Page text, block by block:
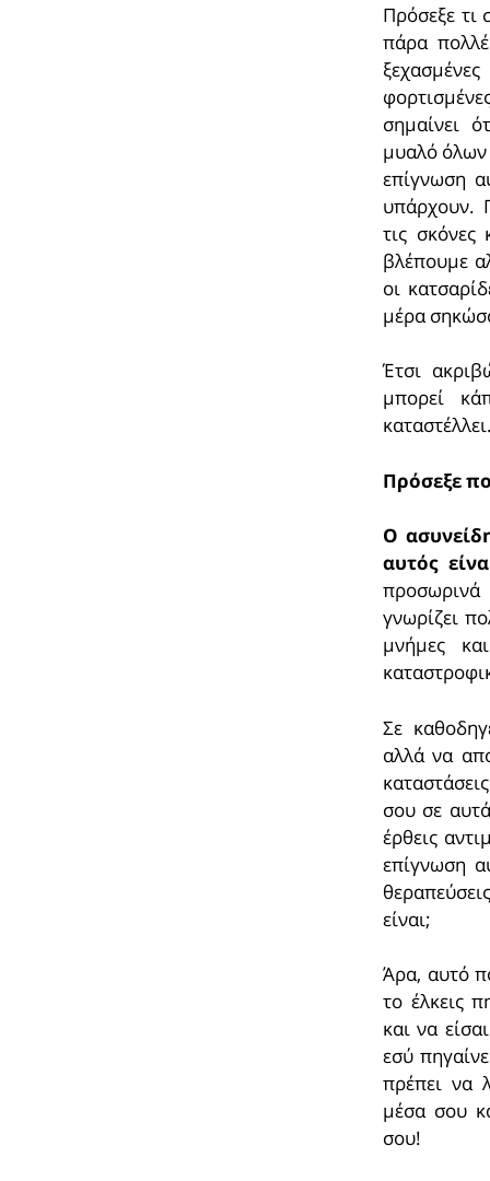
Πρόσεξε τι
πάρα
σημαίνει
μυαλό
επίγνωση
υπάρχουν.
τις
βλέπουμε
οι
μέρα
Έτσι
μπορεί
Πρόσεξε
Ο
αυτός
γνωρίζει
μνήμες
Σε
αλλά να
σου σε
έρθεις
επίγνωση
είναι;
Άρα, αυτό
το έλκεις
και να
εσύ
πρέπει να
μέσα σου
σου!